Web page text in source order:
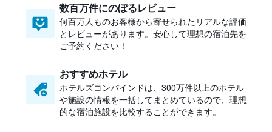
数百万件にのぼるレビュー
何百万人ものお客様から寄せられたリアルな評価
とレビューがあります。安心して理想の宿泊先を
ご予約ください！
おすすめホテル
ホテルズコンバインドは、300万件以上のホテル
や施設の情報を一括してまとめているので、理想
的な宿泊施設を比較することができます。